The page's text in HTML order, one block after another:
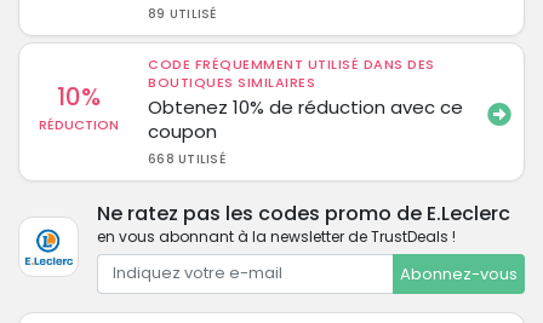
89 UTILISÉ
10%
RÉDUCTION
CODE FRÉQUEMMENT UTILISÉ DANS DES
BOUTIQUES SIMILAIRES
Obtenez 10% de réduction avec ce
coupon
668 UTILISÉ
Ne ratez pas les codes promo de E.Leclerc
en vous abonnant à la newsletter de TrustDeals !
Abonnez-vous